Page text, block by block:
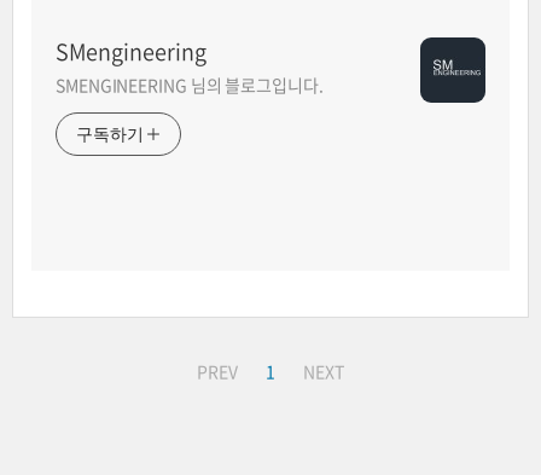
SMengineering
SMENGINEERING 님의 블로그입니다.
구독하기
PREV 1 NEXT